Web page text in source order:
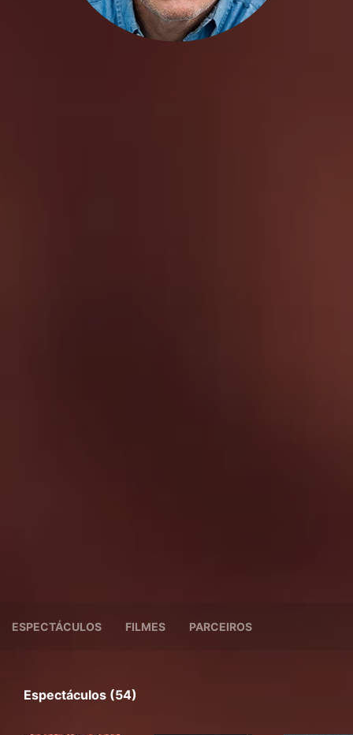
ESPECTÁCULOS FILMES PARCEIROS
Espectáculos (54)